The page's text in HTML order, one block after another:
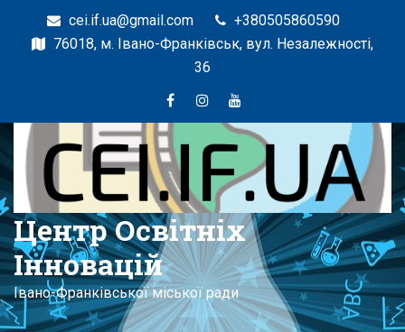
cei.if.ua@gmail.com
+380505860590
76018, м. Івано-Франківськ, вул. Незалежності,
36
Центр Освітніх
Інновацій
Івано-Франківської міської ради